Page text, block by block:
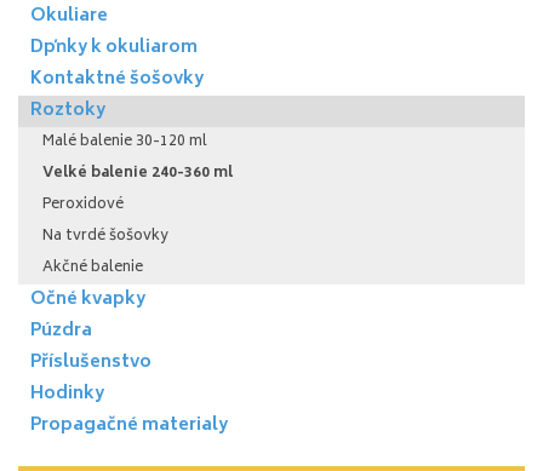
Okuliare
Dpňky k okuliarom
Kontaktné šošovky
Roztoky
Malé balenie 30-120 ml
Velké balenie 240-360 ml
Peroxidové
Na tvrdé šošovky
Akčné balenie
Očné kvapky
Púzdra
Příslušenstvo
Hodinky
Propagačné materialy